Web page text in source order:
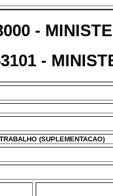
-
-
(SUPLEMENTACAO)